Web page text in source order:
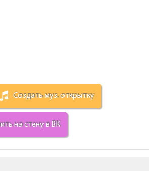
Создать муз. открытку
на стену в ВК